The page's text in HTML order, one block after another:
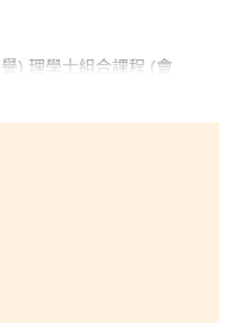
) 理學士組合課程 (會
銷) (學分豁免)
自豪且充滿感恩。在
關知識和實用技能，
一員，亦大大提升我
書院和同學建立的友
經歷，這些經歷不但